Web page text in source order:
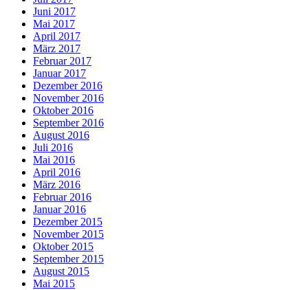
Juni 2017
Mai 2017
April 2017
März 2017
Februar 2017
Januar 2017
Dezember 2016
November 2016
Oktober 2016
September 2016
August 2016
Juli 2016
Mai 2016
April 2016
März 2016
Februar 2016
Januar 2016
Dezember 2015
November 2015
Oktober 2015
September 2015
August 2015
Mai 2015